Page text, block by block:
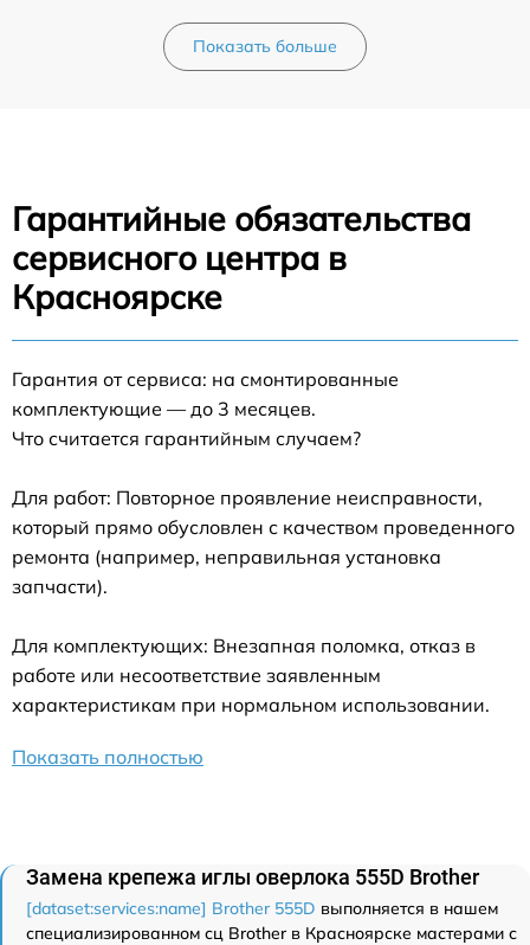
Показать больше
Гарантийные обязательства
сервисного центра в
Красноярске
Гарантия от сервиса: на смонтированные
комплектующие — до 3 месяцев.
Что считается гарантийным случаем?
Для работ: Повторное проявление неисправности,
который прямо обусловлен с качеством проведенного
ремонта (например, неправильная установка
запчасти).
Для комплектующих: Внезапная поломка, отказ в
работе или несоответствие заявленным
характеристикам при нормальном использовании.
Показать полностью
Замена крепежа иглы оверлока 555D Brother
[dataset:services:name] Brother 555D выполняется в нашем
специализированном сц Brother в Красноярске мастерами с